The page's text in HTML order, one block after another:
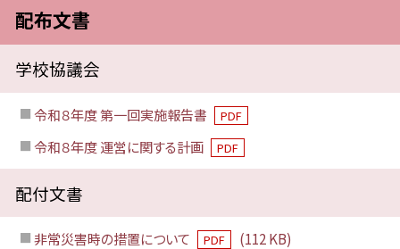
配布文書
学校協議会
令和８年度 第一回実施報告書 PDF
令和８年度 運営に関する計画 PDF
配付文書
非常災害時の措置について PDF (112 KB)